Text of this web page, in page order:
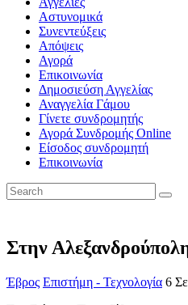
Αστυνομικά
Συνεντεύξεις
Απόψεις
Αγορά
Επικοινωνία
Δημοσιεύση Αγγελίας
Αναγγελία Γάμου
Γίνετε συνδρομητής
Αγορά Συνδρομής Online
Είσοδος συνδρομητή
Επικοινωνία
Στην Αλεξανδρούπολη
Έβρος Επιστήμη - Τεχνολογία 6